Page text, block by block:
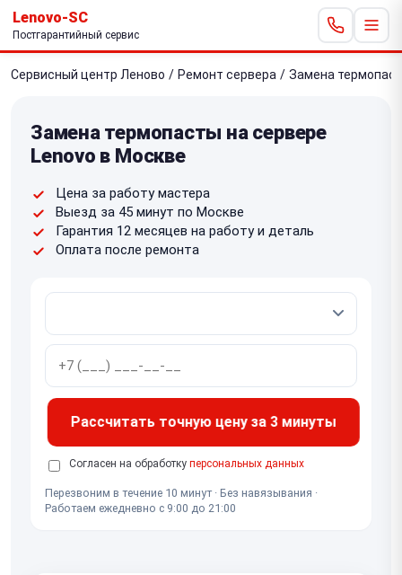
Lenovo-SC
Постгарантийный сервис
Сервисный центр Леново / Ремонт сервера / Замена
Замена термопасты на сервере
Lenovo в Москве
Цена за работу мастера
Выезд за 45 минут по Москве
Гарантия 12 месяцев на работу и деталь
Оплата после ремонта
Рассчитать точную цену за 3 минуты
Согласен на обработку персональных данных
Перезвоним в течение 10 минут · Без навязывания ·
Работаем ежедневно с 9:00 до 21:00